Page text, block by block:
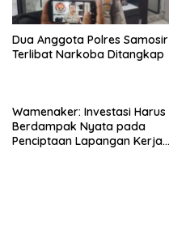
Dua Anggota Polres Samosir
Terlibat Narkoba Ditangkap
Wamenaker: Investasi Harus
Berdampak Nyata pada
Penciptaan Lapangan Kerja